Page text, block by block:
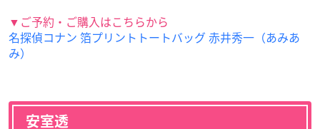
▼ご予約・ご購入はこちらから
名探偵コナン 箔プリントトートバッグ 赤井秀一（あみあ
み）
安室透